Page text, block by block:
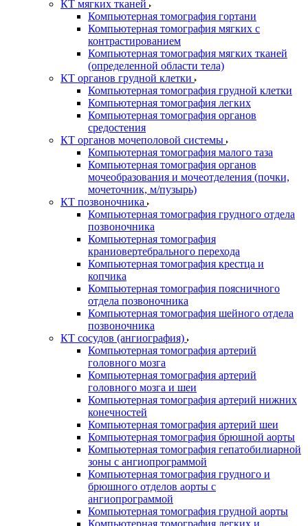
КТ мягких тканей
Компьютерная томография гортани
Компьютерная томография мягких с
контрастированием
Компьютерная томография мягких тканей
(определенной области тела)
КТ органов грудной клетки
Компьютерная томография грудной клетки
Компьютерная томография легких
Компьютерная томография органов
средостения
КТ органов мочеполовой системы
Компьютерная томография малого таза
Компьютерная томография органов
мочеобразования и мочеотделения (почки,
мочеточник, м/пузырь)
КТ позвоночника
Компьютерная томография грудного отдела
позвоночника
Компьютерная томография
краниовертебрального перехода
Компьютерная томография крестца и
копчика
Компьютерная томография поясничного
отдела позвоночника
Компьютерная томография шейного отдела
позвоночника
КТ сосудов (ангиография)
Компьютерная томография артерий
головного мозга
Компьютерная томография артерий
головного мозга и шеи
Компьютерная томография артерий нижних
конечностей
Компьютерная томография артерий шеи
Компьютерная томография брюшной аорты
Компьютерная томография гепатобилиарной
зоны с ангиопрограммой
Компьютерная томография грудного и
брюшного отделов аорты с
ангиопрограммой
Компьютерная томография грудной аорты
Компьютерная томография легких и